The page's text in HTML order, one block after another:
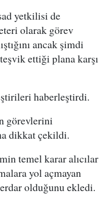
yetkilisi de
olarak görev
ancak şimdi
ettiği plana karşı
haberleştirdi.
görevlerini
dikkat çekildi.
temel karar alıcılar
yol açmayan
olduğunu ekledi.